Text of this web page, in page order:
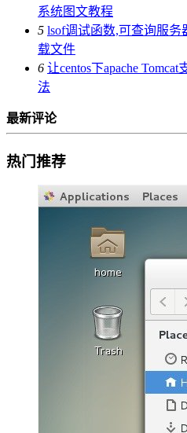
系统图文教程
5 lsof调试函数,可查询服务
载文件
6 让centos下apache
法
最新评论
热门推荐